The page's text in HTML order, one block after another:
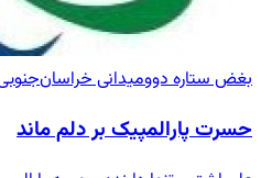
بغض ستاره دوومیدانی خراسان‌جنوبی
حسرت پارالمپیک بر دلم ماند